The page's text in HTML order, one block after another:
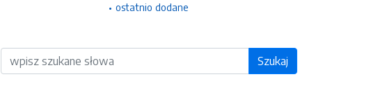
ostatnio dodane
Wyszukiwarka Szukaj